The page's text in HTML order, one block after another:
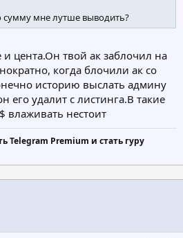
мне лутше выводить?
и цента.Он твой ак заблочил на
когда блочили ак со
историю выслать админу
его удалит с листинга.В такие
влаживать нестоит
Telegram Premium и стать гуру